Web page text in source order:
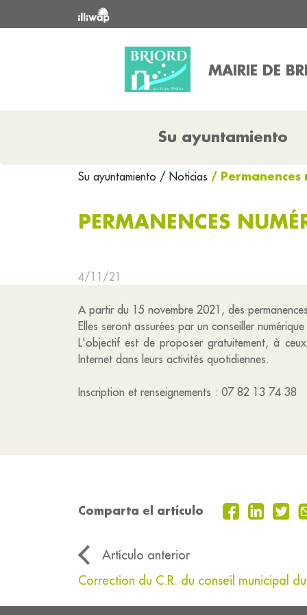
MAIRIE DE
Su ayuntamiento
Su ayuntamiento / Noticias / Permanences
PERMANENCES
4/11/21
A partir du 15 novembre 2021, des
Elles seront assurées par un conseiller numérique
L'objectif est de proposer gratuitement, à
Internet dans leurs activités quotidiennes.
Inscription et renseignements : 07 82 13 74 38
Comparta el artículo
Artículo anterior
Correction du C.R. du conseil municipal